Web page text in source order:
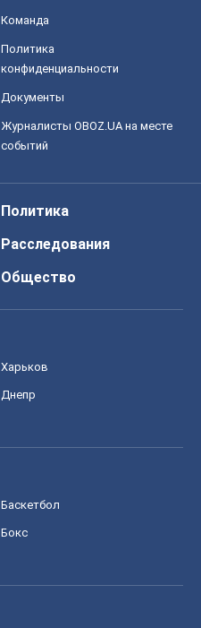
Команда
Политика
конфиденциальности
Документы
Журналисты OBOZ.UA на месте
событий
Политика
Расследования
Общество
Харьков
Днепр
Баскетбол
Бокс